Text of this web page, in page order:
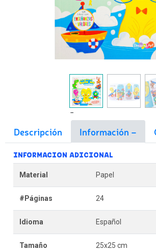
Descripción Información
INFORMACION ADICIONAL
Material Papel
#Páginas 24
Idioma Español
Tamaño 25x25 cm